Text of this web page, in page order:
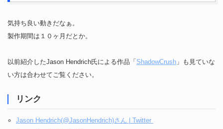
気持ち良い動きだなぁ。
製作期間は１０ヶ月だとか。
以前紹介したJason Hendrich氏による作品「 ShadowCrush 」も見ていな
い方は合わせてご覧ください。
リンク
Jason Hendrich(@JasonHendrich)さん | Twitter